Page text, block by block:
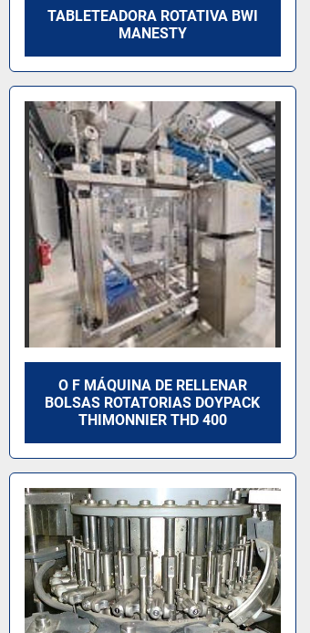
TABLETEADORA ROTATIVA BWI
MANESTY
O F MÁQUINA DE RELLENAR
BOLSAS ROTATORIAS DOYPACK
THIMONNIER THD 400